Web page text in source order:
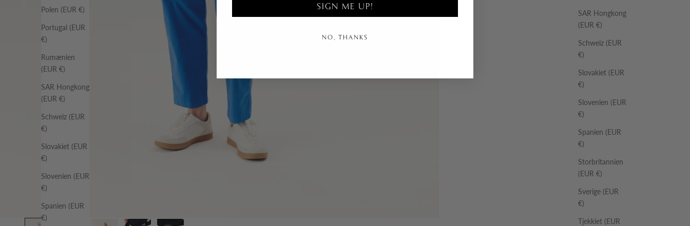
SAR Hongkong
(EUR €)
Schweiz (EUR
€)
Slovakiet (EUR
€)
Slovenien (EUR
€)
Spanien (EUR
€)
Storbritannien
(EUR €)
Sverige (EUR
€)
Tjekkiet (EUR
Polen (EUR €)
Portugal (EUR
€)
Rumænien
(EUR €)
SAR Hongkong
(EUR €)
Schweiz (EUR
€)
Slovakiet (EUR
€)
Slovenien (EUR
€)
Spanien (EUR
€)
SIGN ME UP!
NO, THANKS